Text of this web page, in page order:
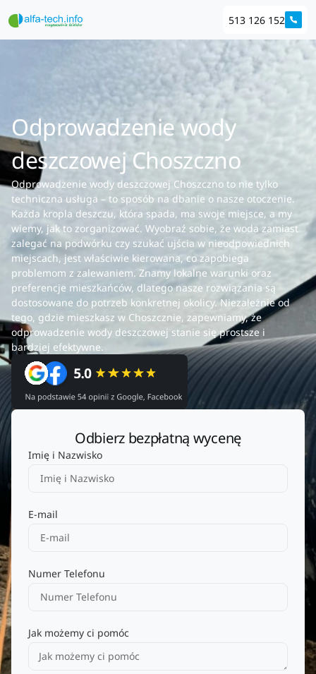
513 126 152
Odprowadzenie wody
deszczowej Choszczno
Odprowadzenie wody deszczowej Choszczno to nie tylko
techniczna usługa – to sposób na dbanie o nasze otoczenie.
Każda kropla deszczu, która spada, ma swoje miejsce, a my
wiemy, jak to zorganizować. Wyobraź sobie, że woda zamiast
zalegać na podwórku czy szukać ujścia w nieodpowiednich
miejscach, jest właściwie kierowana, co zapobiega
problemom z zalewaniem. Znamy lokalne warunki oraz
preferencje mieszkańców, dlatego nasze rozwiązania są
dostosowane do potrzeb konkretnej okolicy. Niezależnie od
tego, gdzie mieszkasz w Choszcznie, zapewniamy, że
odprowadzenie wody deszczowej stanie się prostsze i
bardziej efektywne.
Odbierz bezpłatną wycenę
Imię i Nazwisko
E-mail
Numer Telefonu
Jak możemy ci pomóc